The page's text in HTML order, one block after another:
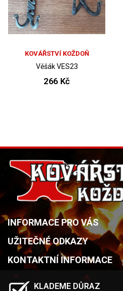
KOVÁŘSTVÍ KOŽDOŇ
Věšák VES23
266 Kč
INFORMACE PRO VÁS
UŽITEČNÉ ODKAZY
KONTAKTNÍ INFORMACE
KLADEME DŮRAZ